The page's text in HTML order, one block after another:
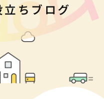
ちブログ